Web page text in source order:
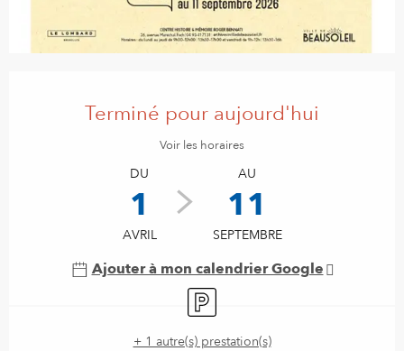
Terminé pour aujourd'hui
Voir les horaires
DU
1
AVRIL
AU
11
SEPTEMBRE
Ajouter à mon calendrier Google
Parking
+ 1 autre(s) prestation(s)